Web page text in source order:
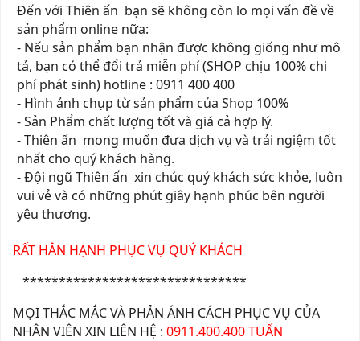
Đến với Thiên ấn bạn sẽ không còn lo mọi vấn đề về
sản phẩm online nữa:
- Nếu sản phẩm bạn nhận được không giống như mô
tả, bạn có thể đổi trả miễn phí (SHOP chịu 100% chi
phí phát sinh) hotline : 0911 400 400
- Hình ảnh chụp từ sản phẩm của Shop 100%
- Sản Phẩm chất lượng tốt và giá cả hợp lý.
- Thiên ấn mong muốn đưa dịch vụ và trải ngiệm tốt
nhất cho quý khách hàng.
- Đội ngũ Thiên ấn xin chúc quý khách sức khỏe, luôn
vui vẻ và có những phút giây hạnh phúc bên người
yêu thương.
RẤT HÂN HẠNH PHỤC VỤ QUÝ KHÁCH
*******************************
MỌI THẮC MẮC VÀ PHẢN ÁNH CÁCH PHỤC VỤ CỦA
NHÂN VIÊN XIN LIÊN HỆ : 0911.400.400 TUẤN